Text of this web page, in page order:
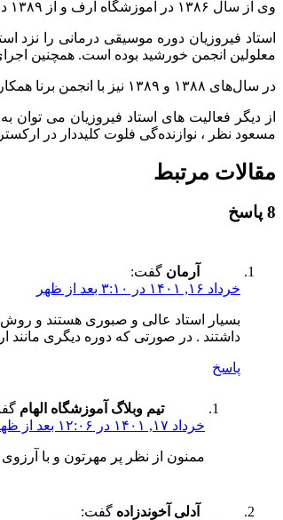
وی از سال ۱۳۸۶ در آموزشگاه ارف و از ۱۳۸۹ در آموزشگاه موسیقی الهام به عنوان مربی موسیقی کودک مشغول به تدریس ارف می‌باشد.
معلولین انجمن خورشید بوده است. همچنین اجرای برنامه‌هایی در پارک
در سال‌های ۱۳۸۸ و ۱۳۸۹ نیز با انجمن برنا همکاری داشته است.
از دیگر فعالیت های استاد فیروزیان می توان
مسعود نظر ، نوازنده‌گی فلوت کلیددار در
مقالات مرتبط
8 پاسخ
آرمان گفت:
خرداد ۱۶, ۱۴۰۱ در ۳:۱۰ بعد از ظهر
بسیار استاد عالی و صبوری هستند و
داشتند . در صورتی که دوره دیگری
پاسخ
تیم وبلاگ آموزشگاه الهام
خرداد ۱۷, ۱۴۰۱ در ۱۲:۰۶ بعد از ظهر
ممنون از نظر پر مهرتون و با
آدلی آخوندزاده گفت: